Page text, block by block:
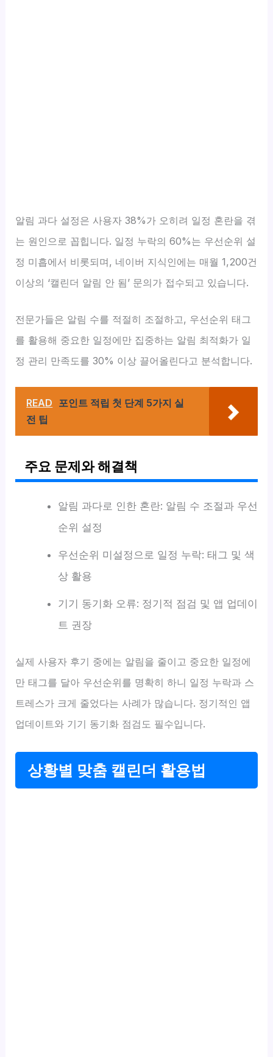
알림 과다 설정은 사용자 38%가 오히려 일정 혼란을 겪
는 원인으로 꼽힙니다. 일정 누락의 60%는 우선순위 설
정 미흡에서 비롯되며, 네이버 지식인에는 매월 1,200건
이상의 ‘캘린더 알림 안 됨’ 문의가 접수되고 있습니다.
전문가들은 알림 수를 적절히 조절하고, 우선순위 태그
를 활용해 중요한 일정에만 집중하는 알림 최적화가 일
정 관리 만족도를 30% 이상 끌어올린다고 분석합니다.
READ 포인트 적립 첫 단계 5가지 실
전 팁
주요 문제와 해결책
알림 과다로 인한 혼란: 알림 수 조절과 우선
순위 설정
우선순위 미설정으로 일정 누락: 태그 및 색
상 활용
기기 동기화 오류: 정기적 점검 및 앱 업데이
트 권장
실제 사용자 후기 중에는 알림을 줄이고 중요한 일정에
만 태그를 달아 우선순위를 명확히 하니 일정 누락과 스
트레스가 크게 줄었다는 사례가 많습니다. 정기적인 앱
업데이트와 기기 동기화 점검도 필수입니다.
상황별 맞춤 캘린더 활용법